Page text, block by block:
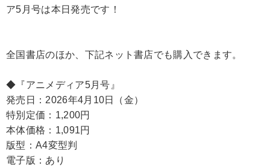
ア5月号は本日発売です！
全国書店のほか、下記ネット書店でも購入できます。
◆『アニメディア5月号』
発売日：2026年4月10日（金）
特別定価：1,200円
本体価格：1,091円
版型：A4変型判
電子版：あり